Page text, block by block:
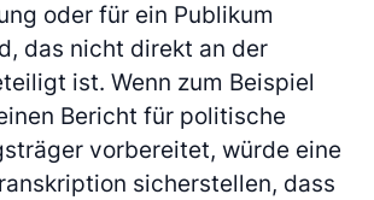
oder für ein Publikum
das nicht direkt an der
ist. Wenn zum Beispiel
Bericht für politische
vorbereitet, würde eine
sicherstellen, dass